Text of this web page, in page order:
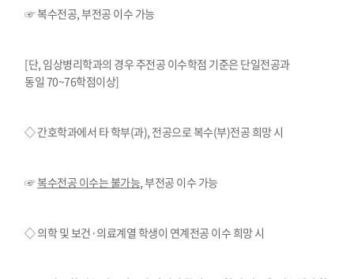
☞ 복수전공 ,부전공 이수 가능
[단, 임상병리학과의 경우 주전공 이수학점 기준은 단일전공과
동일 70~76학점이상]
◇ 간호학과에서 타 학부(과), 전공으로 복수(부)전공 희망 시
☞복수전공 이수는 불가능 ,부전공 이수 가능
◇ 의학 및 보건 ·의료계열 학생이 연계전공 이수 희망 시